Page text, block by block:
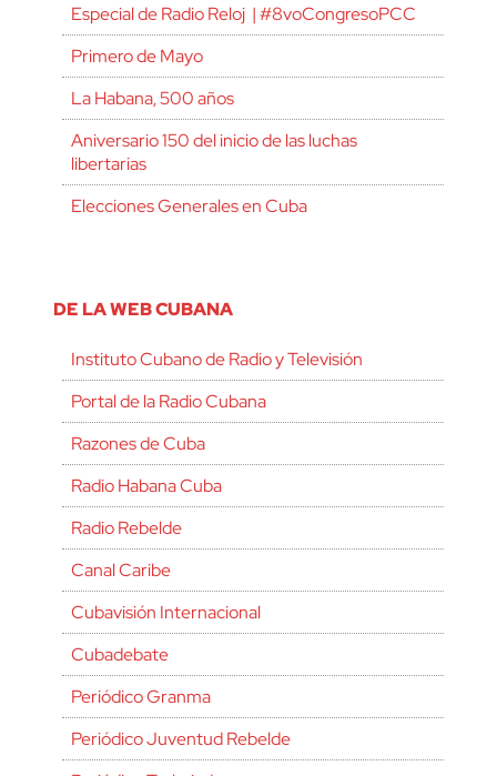
Especial de Radio Reloj | #8voCongresoPCC
Primero de Mayo
La Habana, 500 años
Aniversario 150 del inicio de las luchas
libertarias
Elecciones Generales en Cuba
DE LA WEB CUBANA
Instituto Cubano de Radio y Televisión
Portal de la Radio Cubana
Razones de Cuba
Radio Habana Cuba
Radio Rebelde
Canal Caribe
Cubavisión Internacional
Cubadebate
Periódico Granma
Periódico Juventud Rebelde